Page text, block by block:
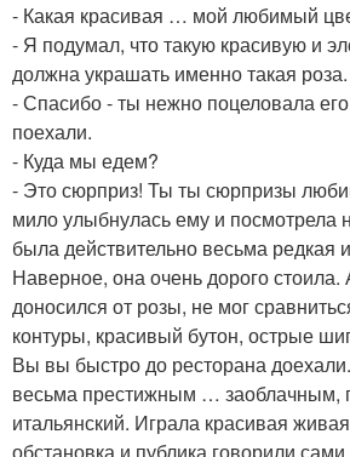
- Какая красивая … мой любимый
- Я подумал, что такую красивую и
должна украшать именно такая
- Спасибо - ты нежно поцеловала
поехали.
- Куда мы едем?
- Это сюрприз! Ты ты сюрпризы
мило улыбнулась ему и посмотрела
была действительно весьма редкая
Наверное, она очень дорого
доносился от розы, не мог
контуры, красивый бутон, острые
Вы вы быстро до ресторана
весьма престижным … заоблачным,
итальянский. Играла красивая